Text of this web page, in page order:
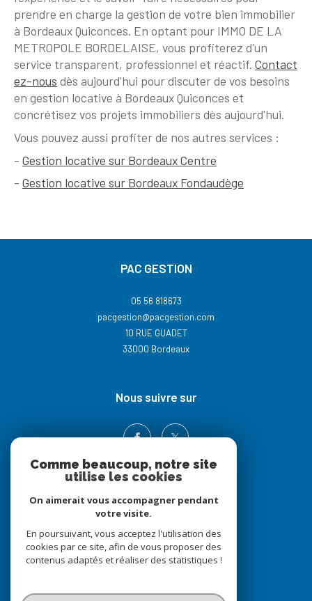
prendre en charge la gestion de votre bien immobilier
à Bordeaux Quiconces. En optant pour IMMO DE LA
METROPOLE BORDELAISE, vous profiterez d'un
service transparent, professionnel et réactif. Contact
ez-nous dès aujourd'hui pour discuter de vos besoins
en gestion locative à Bordeaux Quiconces et
concrétisez vos projets immobiliers dès aujourd'hui.
Vous pouvez aussi profiter de nos autres services :
- Gestion locative sur Bordeaux Centre
- Gestion locative sur Bordeaux Fondaudège
PAC GESTION
05 56 818673
pacgestion@pacgestion.com
10 RUE GUADET
33000
Bordeaux
nous suivre sur
Adhérents
Comme beaucoup, notre site
utilise les cookies
On aimerait vous accompagner pendant
votre visite.
En poursuivant, vous acceptez l'utilisation des
cookies par ce site, afin de vous proposer des
contenus adaptés et réaliser des statistiques !